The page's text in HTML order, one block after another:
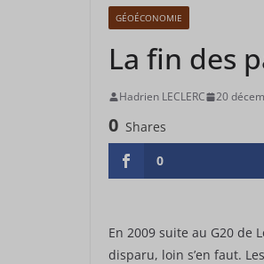
GÉOÉCONOMIE
La fin des
Hadrien LECLERC 20
0 Shares
0
En 2009 suite au G20 de
disparu, loin s’en faut.